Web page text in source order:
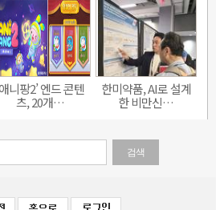
니팡2’ 엔드 콘텐
츠, 20개…
한미약품, AI로 설계
한 비만신…
검색